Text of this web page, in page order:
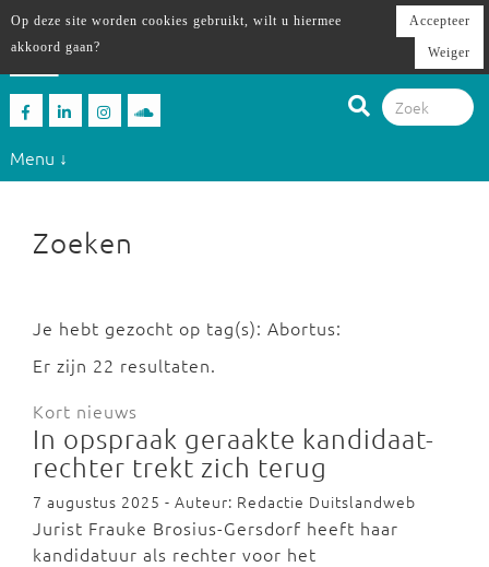
Menu ↓
Zoeken
Je hebt gezocht op tag(s): Abortus:
Er zijn 22 resultaten.
Kort nieuws
In opspraak geraakte kandidaat-
rechter ​​trekt zich terug
7 augustus 2025 - Auteur: Redactie Duitslandweb
Jurist Frauke Brosius-Gersdorf heeft haar
kandidatuur als rechter voor het
Op deze site worden cookies gebruikt, wilt u hiermee
akkoord gaan?
Accepteer
Weiger